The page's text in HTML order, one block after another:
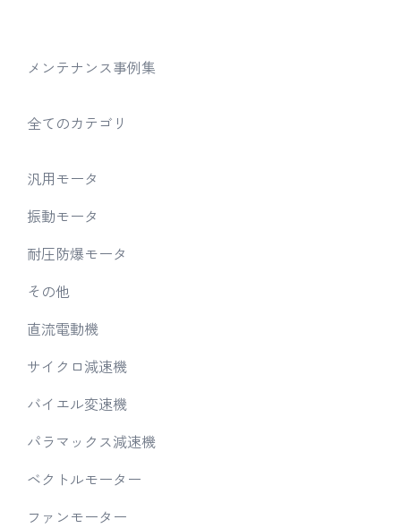
メンテナンス事例集
全てのカテゴリ
汎用モータ
振動モータ
耐圧防爆モータ
その他
直流電動機
サイクロ減速機
バイエル変速機
パラマックス減速機
ベクトルモーター
ファンモーター